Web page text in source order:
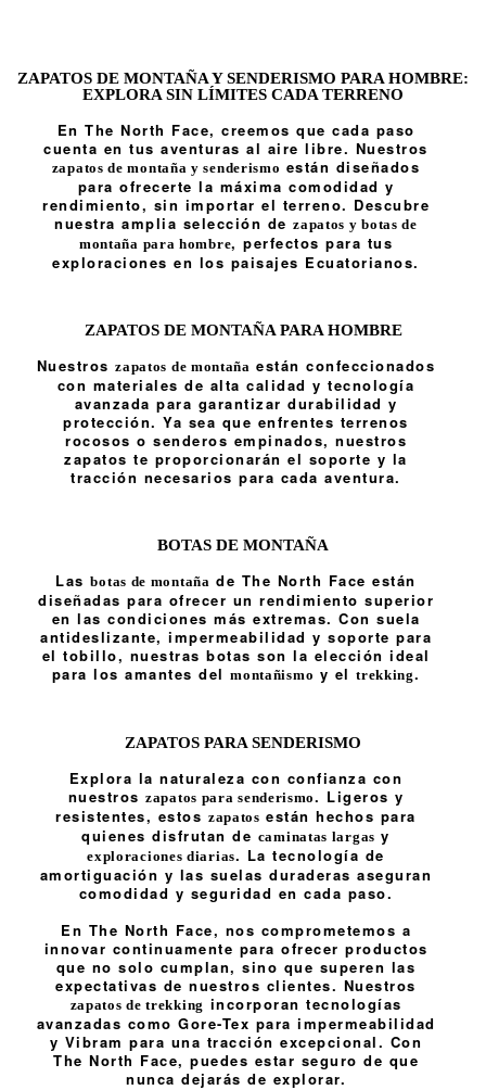
ZAPATOS DE MONTAÑA Y SENDERISMO PARA HOMBRE:
EXPLORA SIN LÍMITES CADA TERRENO
En The North Face, creemos que cada paso
cuenta en tus aventuras al aire libre. Nuestros
zapatos de montaña y senderismo están diseñados
para ofrecerte la máxima comodidad y
rendimiento, sin importar el terreno. Descubre
nuestra amplia selección dezapatos y botas de
montaña para hombre, perfectos para tus
exploraciones en los paisajes Ecuatorianos.
ZAPATOS DE MONTAÑA PARA HOMBRE
Nuestroszapatos de montaña están confeccionados
con materiales de alta calidad y tecnología
avanzada para garantizar durabilidad y
protección. Ya sea que enfrentes terrenos
rocosos o senderos empinados, nuestros
zapatos te proporcionarán el soporte y la
tracción necesarios para cada aventura.
BOTAS DE MONTAÑA
Lasbotas de montaña de The North Face están
diseñadas para ofrecer un rendimiento superior
en las condiciones más extremas. Con suela
antideslizante, impermeabilidad y soporte para
el tobillo, nuestras botas son la elección ideal
para los amantes delmontañismo y eltrekking.
ZAPATOS PARA SENDERISMO
Explora la naturaleza con confianza con
nuestroszapatos para senderismo. Ligeros y
resistentes, estos zapatos están hechos para
quienes disfrutan de caminatas largas y
exploraciones diarias. La tecnología de
amortiguación y las suelas duraderas aseguran
comodidad y seguridad en cada paso.
En The North Face, nos comprometemos a
innovar continuamente para ofrecer productos
que no solo cumplan, sino que superen las
expectativas de nuestros clientes. Nuestros
zapatos de trekking incorporan tecnologías
avanzadas como Gore-Tex para impermeabilidad
y Vibram para una tracción excepcional. Con
The North Face, puedes estar seguro de que
nunca dejarás de explorar.